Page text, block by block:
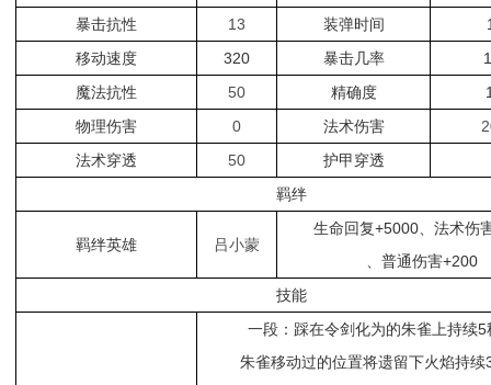
暴击抗性
13 装弹时间
移动速度
320 暴击几率
魔法抗性
50 精确度
物理伤害
0 法术伤害
法术穿透
50
护甲穿透
羁绊
羁绊英雄 吕小蒙
生命回复+5000、法术伤
、普通伤害+200
技能
一段：踩在令剑化为的朱雀上持续5
朱雀移动过的位置将遗留下火焰持续